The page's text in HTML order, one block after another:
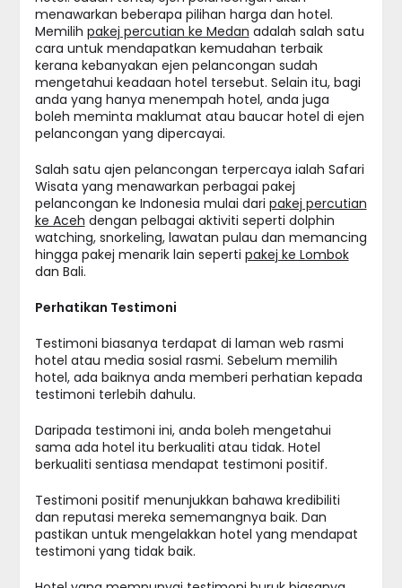
menawarkan beberapa pilihan harga dan hotel.
Memilih pakej percutian ke Medan adalah salah satu
cara untuk mendapatkan kemudahan terbaik
kerana kebanyakan ejen pelancongan sudah
mengetahui keadaan hotel tersebut. Selain itu, bagi
anda yang hanya menempah hotel, anda juga
boleh meminta maklumat atau baucar hotel di ejen
pelancongan yang dipercayai.
Salah satu ajen pelancongan terpercaya ialah Safari
Wisata yang menawarkan perbagai pakej
pelancongan ke Indonesia mulai dari pakej percutian
ke Aceh dengan pelbagai aktiviti seperti dolphin
watching, snorkeling, lawatan pulau dan memancing
hingga pakej menarik lain seperti pakej ke Lombok
dan Bali.
Perhatikan Testimoni
Testimoni biasanya terdapat di laman web rasmi
hotel atau media sosial rasmi. Sebelum memilih
hotel, ada baiknya anda memberi perhatian kepada
testimoni terlebih dahulu.
Daripada testimoni ini, anda boleh mengetahui
sama ada hotel itu berkualiti atau tidak. Hotel
berkualiti sentiasa mendapat testimoni positif.
Testimoni positif menunjukkan bahawa kredibiliti
dan reputasi mereka sememangnya baik. Dan
pastikan untuk mengelakkan hotel yang mendapat
testimoni yang tidak baik.